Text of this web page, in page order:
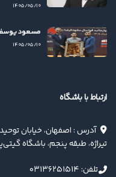
۱۴۰۵/۰۵/۱۰
مسعود
۱۴۰۵/۰۵/۱۰
ارتباط با باشگاه
آدرس : اصفهان، خیابان توحید
تیراژه، طبقه پنجم، باشگاه
تلفن: ۰۳۱۳۶۲۵۱۵۱۴